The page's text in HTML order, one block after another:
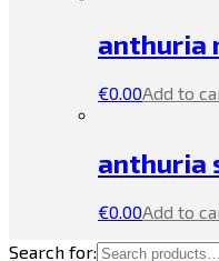
anthuria
€0.00Add to
anthuria
€0.00Add to
Search for: